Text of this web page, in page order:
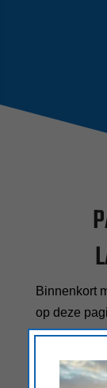
Binnenkort
op deze
maar